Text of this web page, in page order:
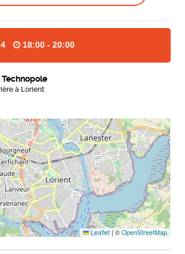
18:00 - 20:00
à Lorient
Leaflet | ©OpenStreetMap